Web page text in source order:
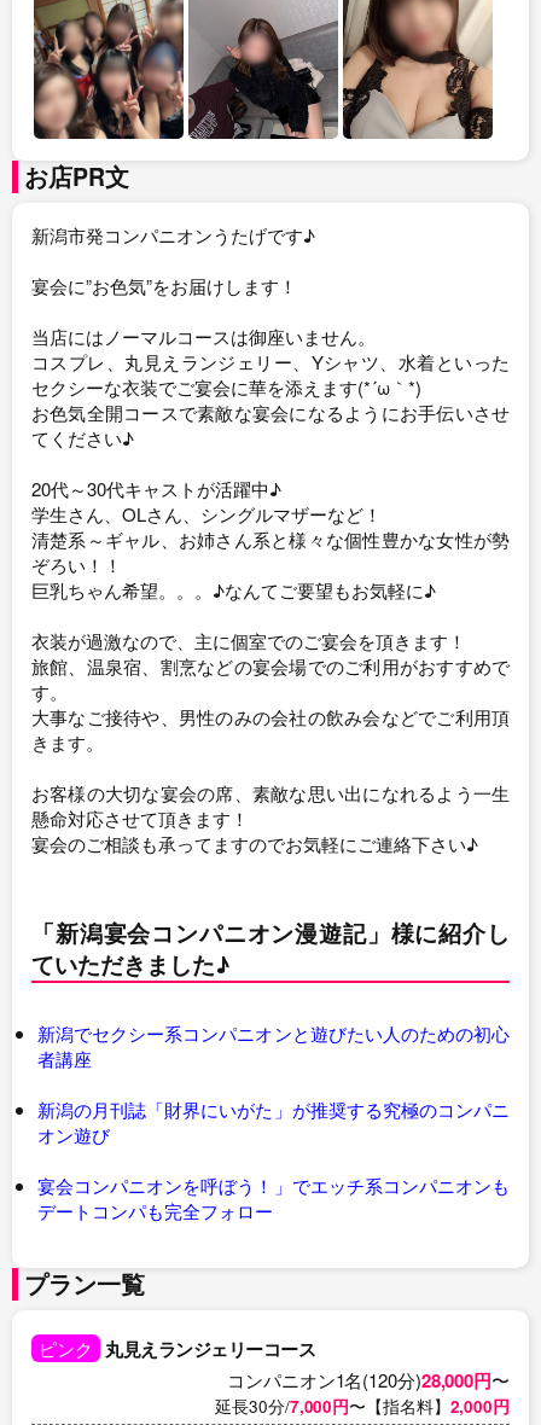
お店PR文
新潟市発コンパニオンうたげです♪
宴会に”お色気”をお届けします！
当店にはノーマルコースは御座いません。
コスプレ、丸見えランジェリー、Yシャツ、水着といった
セクシーな衣装でご宴会に華を添えます(*´ω｀*)
お色気全開コースで素敵な宴会になるようにお手伝いさせ
てください♪
20代～30代キャストが活躍中♪
学生さん、OLさん、シングルマザーなど！
清楚系～ギャル、お姉さん系と様々な個性豊かな女性が勢
ぞろい！！
巨乳ちゃん希望。。。♪なんてご要望もお気軽に♪
衣装が過激なので、主に個室でのご宴会を頂きます！
旅館、温泉宿、割烹などの宴会場でのご利用がおすすめで
す。
大事なご接待や、男性のみの会社の飲み会などでご利用頂
きます。
お客様の大切な宴会の席、素敵な思い出になれるよう一生
懸命対応させて頂きます！
宴会のご相談も承ってますのでお気軽にご連絡下さい♪
「新潟宴会コンパニオン漫遊記」様に紹介し
ていただきました♪
新潟でセクシー系コンパニオンと遊びたい人のための初心
者講座
新潟の月刊誌「財界にいがた」が推奨する究極のコンパニ
オン遊び
宴会コンパニオンを呼ぼう！」でエッチ系コンパニオンも
デートコンパも完全フォロー
プラン一覧
ピンク 丸見えランジェリーコース
コンパニオン1名(120分)28,000円〜
延長30分/7,000円〜【指名料】 2,000円